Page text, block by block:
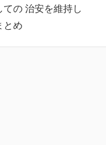
の 治安を維持し
とめ